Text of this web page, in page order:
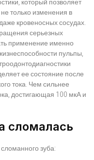
который позволяет
только изменения в
кровеносных сосудах.
серьезных
применение именно
пульпы,
ее состояние после
тока. Чем сильнее
достигающая 100 мкА и
сломалась
зуба: